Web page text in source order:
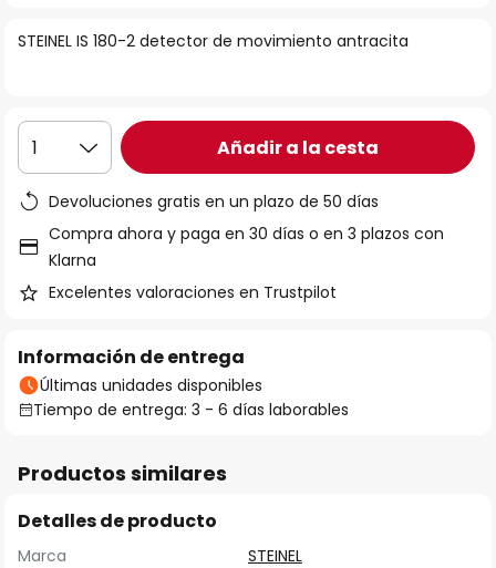
galería
STEINEL IS 180-2 detector de movimiento antracita
1 Añadir a la cesta
Devoluciones gratis en un plazo de 50 días
Compra ahora y paga en 30 días o en 3 plazos con
Klarna
Excelentes valoraciones en Trustpilot
Información de entrega
Últimas unidades disponibles
Tiempo de entrega: 3 - 6 días laborables
Productos similares
Detalles de producto
Marca
STEINEL